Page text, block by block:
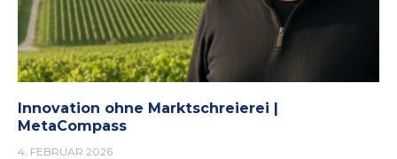
Innovation ohne Marktschreierei |
MetaCompass
4. FEBRUAR 2026